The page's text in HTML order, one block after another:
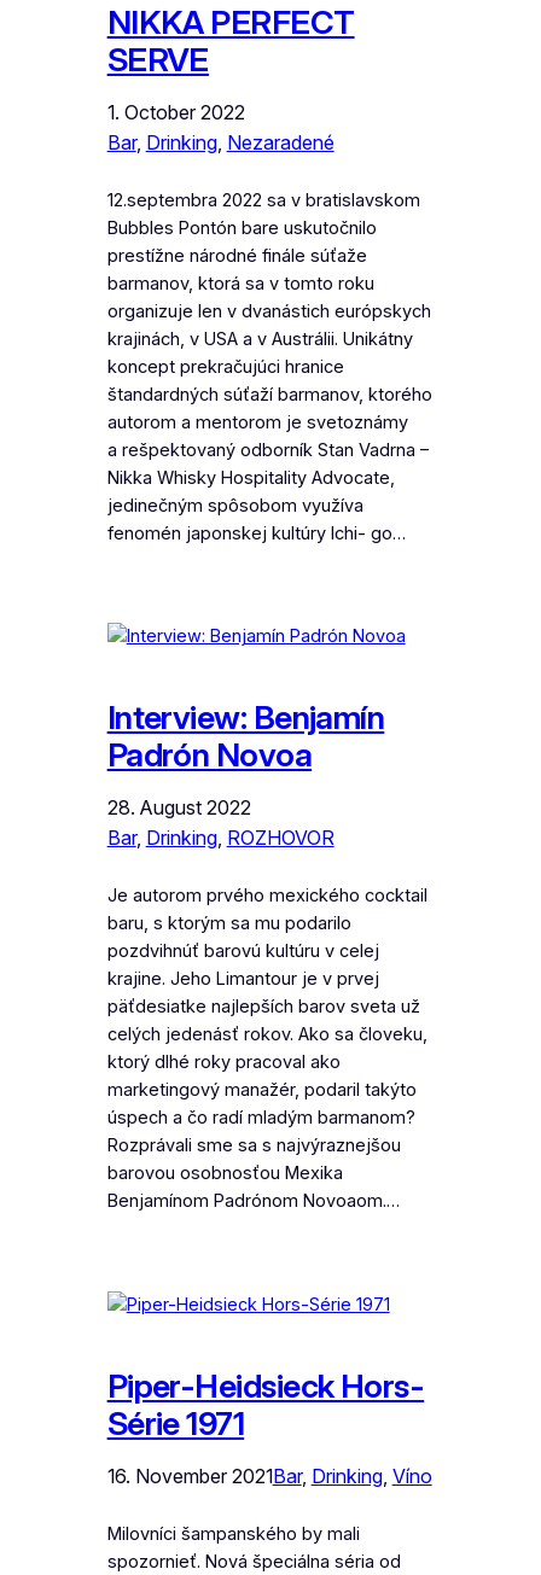
NIKKA PERFECT
SERVE
1. October 2022
Bar, Drinking, Nezaradené
12.septembra 2022 sa v bratislavskom
Bubbles Pontón bare uskutočnilo
prestížne národné finále súťaže
barmanov, ktorá sa v tomto roku
organizuje len v dvanástich európskych
krajinách, v USA a v Austrálii. Unikátny
koncept prekračujúci hranice
štandardných súťaží barmanov, ktorého
autorom a mentorom je svetoznámy
a rešpektovaný odborník Stan Vadrna –
Nikka Whisky Hospitality Advocate,
jedinečným spôsobom využíva
fenomén japonskej kultúry Ichi- go…
Interview: Benjamín
Padrón Novoa
28. August 2022
Bar, Drinking, ROZHOVOR
Je autorom prvého mexického cocktail
baru, s ktorým sa mu podarilo
pozdvihnúť barovú kultúru v celej
krajine. Jeho Limantour je v prvej
päťdesiatke najlepších barov sveta už
celých jedenásť rokov. Ako sa človeku,
ktorý dlhé roky pracoval ako
marketingový manažér, podaril takýto
úspech a čo radí mladým barmanom?
Rozprávali sme sa s najvýraznejšou
barovou osobnosťou Mexika
Benjamínom Padrónom Novoaom.…
Piper-Heidsieck Hors-
Série 1971
16. November 2021Bar, Drinking, Víno
Milovníci šampanského by mali
spozornieť. Nová špeciálna séria od